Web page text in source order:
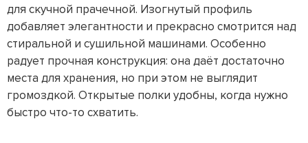
для скучной прачечной. Изогнутый профиль
добавляет элегантности и прекрасно смотрится над
стиральной и сушильной машинами. Особенно
радует прочная конструкция: она даёт достаточно
места для хранения, но при этом не выглядит
громоздкой. Открытые полки удобны, когда нужно
быстро что-то схватить.